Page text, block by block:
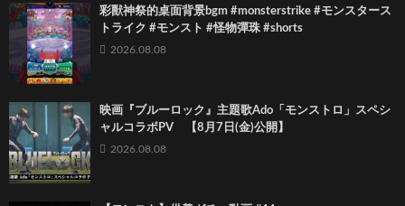
彩獸神祭的桌面背景bgm #monsterstrike #モンスタース
トライク #モンスト #怪物彈珠 #shorts
2026.08.08
映画『ブルーロック』主題歌Ado「モンストロ」スペシ
ャルコラボPV 【8月7日(金)公開】
2026.08.08